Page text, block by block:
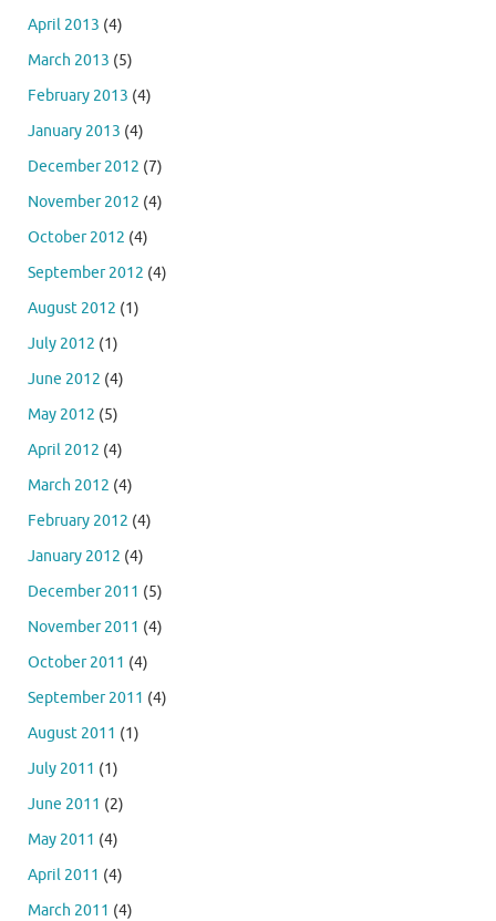
April 2013 (4)
March 2013 (5)
February 2013 (4)
January 2013 (4)
December 2012 (7)
November 2012 (4)
October 2012 (4)
September 2012 (4)
August 2012 (1)
July 2012 (1)
June 2012 (4)
May 2012 (5)
April 2012 (4)
March 2012 (4)
February 2012 (4)
January 2012 (4)
December 2011 (5)
November 2011 (4)
October 2011 (4)
September 2011 (4)
August 2011 (1)
July 2011 (1)
June 2011 (2)
May 2011 (4)
April 2011 (4)
March 2011 (4)